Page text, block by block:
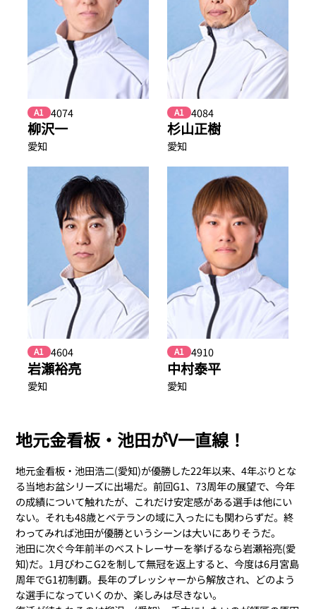
A1 4074
柳沢一
愛知
A1 4084
杉山正樹
愛知
A1 4604
岩瀬裕亮
愛知
A1 4910
中村泰平
愛知
地元金看板・池田がV一直線！
地元金看板・池田浩二(愛知)が優勝した22年以来、4年ぶりとな
る当地お盆シリーズに出場だ。前回G1、73周年の展望で、今年
の成績について触れたが、これだけ安定感がある選手は他にい
ない。それも48歳とベテランの域に入ったにも関わらずだ。終
わってみれば池田が優勝というシーンは大いにありそうだ。
池田に次ぐ今年前半のベストレーサーを挙げるなら岩瀬裕亮(愛
知)だ。1月びわこG2を制して無冠を返上すると、今度は6月宮島
周年でG1初制覇。長年のプレッシャーから解放され、どのよう
な選手になっていくのか、楽しみは尽きない。